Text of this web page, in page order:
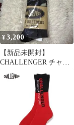
¥3,200
【新品未開封】
CHALLENGER チャレ
ンジャー EAGLE
SOCKS 靴下